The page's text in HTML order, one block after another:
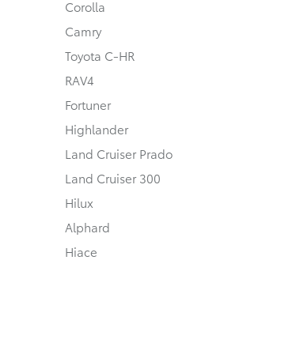
Corolla
Camry
Toyota C-HR
RAV4
Fortuner
Highlander
Land Cruiser Prado
Land Cruiser 300
Hilux
Alphard
Hiace